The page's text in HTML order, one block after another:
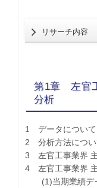
リサーチ内容
第1章 左官
分析
1 データについて
2 分析方法につい
3 左官工事業界
4 左官工事業界
(1)当期業績デー